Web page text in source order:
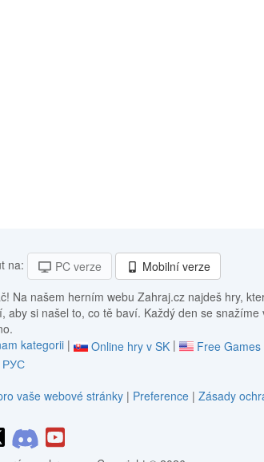
na: PC verze
Mobilní verze
Na našem herním webu Zahraj.cz najdeš hry,
aby si našel to, co tě baví. Každý den se
kategorii | Online hry v SK | Free Games
РУС
vaše webové stránky | Preference | Zásady